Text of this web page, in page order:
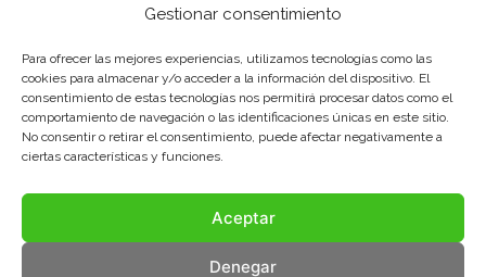
Gestionar consentimiento
Para ofrecer las mejores experiencias, utilizamos tecnologías como las
cookies para almacenar y/o acceder a la información del dispositivo. El
consentimiento de estas tecnologías nos permitirá procesar datos como el
comportamiento de navegación o las identificaciones únicas en este sitio.
No consentir o retirar el consentimiento, puede afectar negativamente a
ciertas características y funciones.
Aceptar
Denegar